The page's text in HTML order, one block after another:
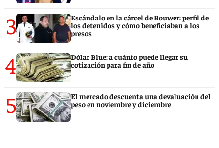
3
Escándalo en la cárcel de Bouwer: perfil de
los detenidos y cómo beneficiaban a los
presos
4
Dólar Blue: a cuánto puede llegar su
cotización para fin de año
5
El mercado descuenta una devaluación del
peso en noviembre y diciembre